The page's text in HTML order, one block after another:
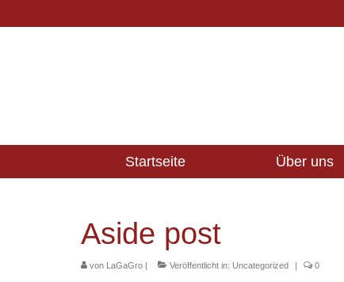
Startseite Über uns
Aside post
von LaGaGro | Veröffentlicht in: Uncategorized | 0